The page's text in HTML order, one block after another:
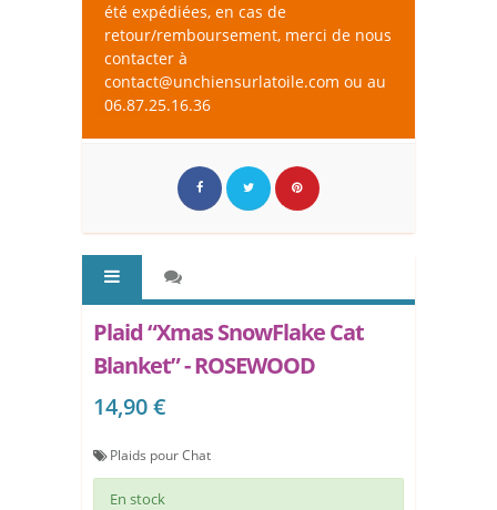
été expédiées, en cas de
retour/remboursement, merci de nous
contacter à
contact@unchiensurlatoile.com ou au
06.87.25.16.36
Plaid “Xmas SnowFlake Cat
Blanket” - ROSEWOOD
14,90 €
Plaids pour Chat
En stock